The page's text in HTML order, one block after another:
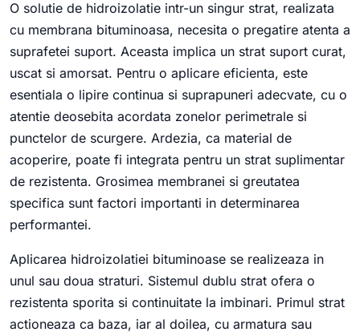
O solutie de hidroizolatie intr-un singur strat, realizata
cu membrana bituminoasa, necesita o pregatire atenta a
suprafetei suport. Aceasta implica un strat suport curat,
uscat si amorsat. Pentru o aplicare eficienta, este
esentiala o lipire continua si suprapuneri adecvate, cu o
atentie deosebita acordata zonelor perimetrale si
punctelor de scurgere. Ardezia, ca material de
acoperire, poate fi integrata pentru un strat suplimentar
de rezistenta. Grosimea membranei si greutatea
specifica sunt factori importanti in determinarea
performantei.
Aplicarea hidroizolatiei bituminoase se realizeaza in
unul sau doua straturi. Sistemul dublu strat ofera o
rezistenta sporita si continuitate la imbinari. Primul strat
actioneaza ca baza, iar al doilea, cu armatura sau